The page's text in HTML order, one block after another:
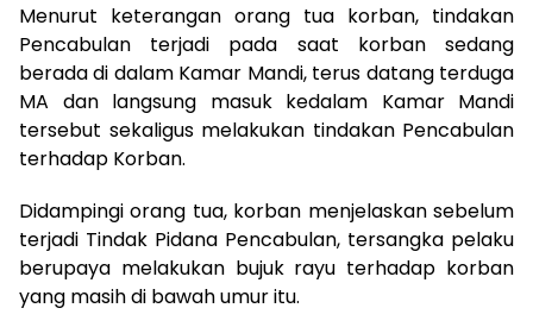
Menurut keterangan orang tua korban, tindakan
Pencabulan terjadi pada saat korban sedang
berada di dalam Kamar Mandi, terus datang terduga
MA dan langsung masuk kedalam Kamar Mandi
tersebut sekaligus melakukan tindakan Pencabulan
terhadap Korban.
Didampingi orang tua, korban menjelaskan sebelum
terjadi Tindak Pidana Pencabulan, tersangka pelaku
berupaya melakukan bujuk rayu terhadap korban
yang masih di bawah umur itu.